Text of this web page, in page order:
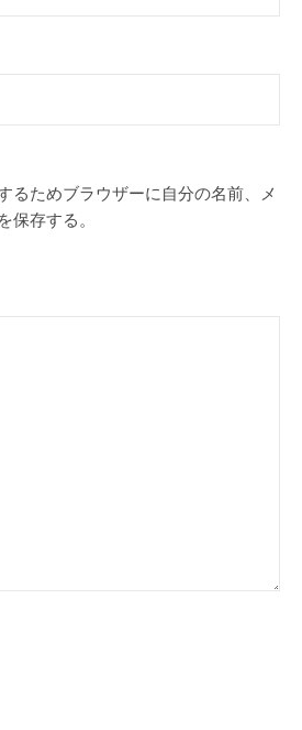
るためブラウザーに自分の名前、メ
保存する。